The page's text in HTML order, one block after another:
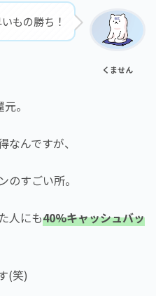
もの勝ち！
くません
。
んですが、
のすごい所。
人にも40%キャッシュバッ
(笑)